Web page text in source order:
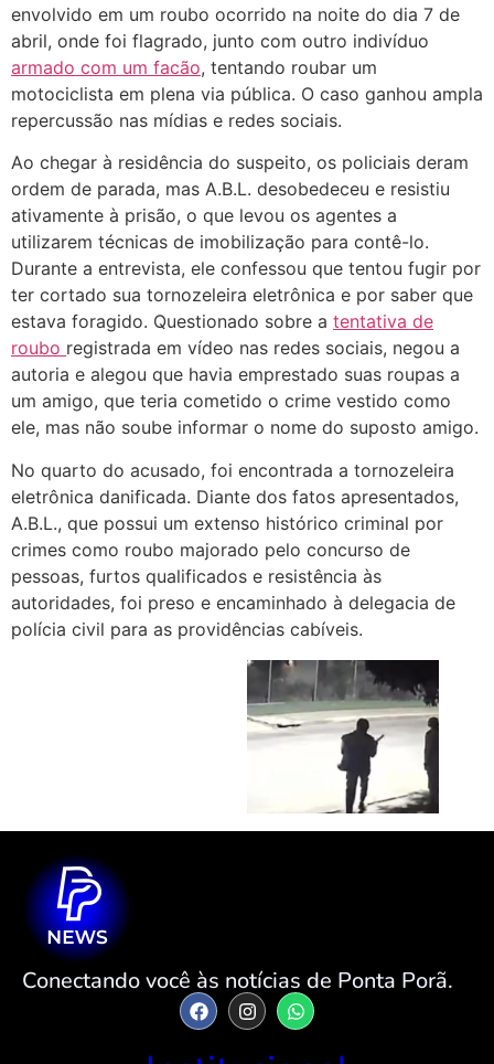
envolvido em um roubo ocorrido na noite do dia 7 de
abril, onde foi flagrado, junto com outro indivíduo
armado com um facão, tentando roubar um
motociclista em plena via pública. O caso ganhou ampla
repercussão nas mídias e redes sociais.
Ao chegar à residência do suspeito, os policiais deram
ordem de parada, mas A.B.L. desobedeceu e resistiu
ativamente à prisão, o que levou os agentes a
utilizarem técnicas de imobilização para contê-lo.
Durante a entrevista, ele confessou que tentou fugir por
ter cortado sua tornozeleira eletrônica e por saber que
estava foragido. Questionado sobre a tentativa de
roubo registrada em vídeo nas redes sociais, negou a
autoria e alegou que havia emprestado suas roupas a
um amigo, que teria cometido o crime vestido como
ele, mas não soube informar o nome do suposto amigo.
No quarto do acusado, foi encontrada a tornozeleira
eletrônica danificada. Diante dos fatos apresentados,
A.B.L., que possui um extenso histórico criminal por
crimes como roubo majorado pelo concurso de
pessoas, furtos qualificados e resistência às
autoridades, foi preso e encaminhado à delegacia de
polícia civil para as providências cabíveis.
Conectando você às notícias de Ponta Porã.